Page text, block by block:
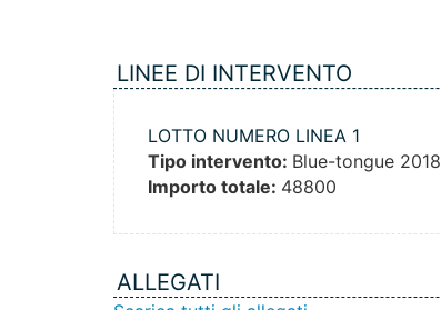
LINEE DI INTERVENTO
LOTTO NUMERO LINEA 1
Tipo intervento: Blue-tongue 2018
Importo totale: 48800
ALLEGATI